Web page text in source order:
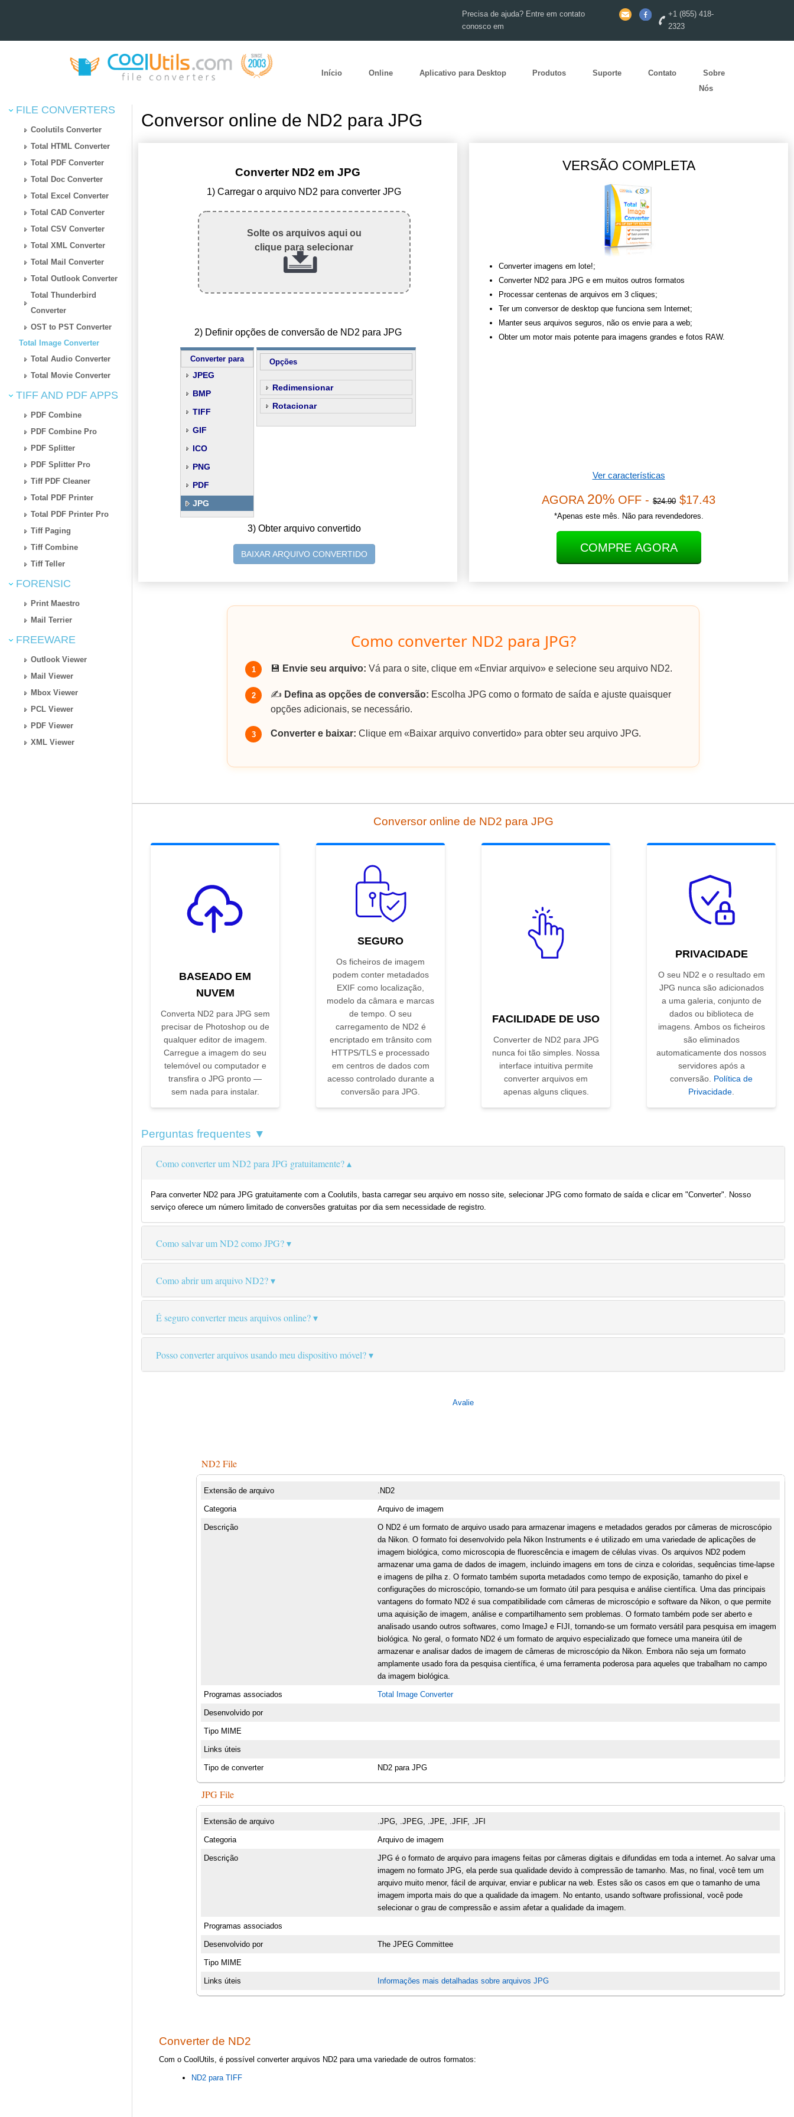
Precisa de ajuda? Entre em contato
conosco em
+1 (855) 418-
2323
Início Online Aplicativo para Desktop Produtos Suporte Contato
Sobre
Nós
FILE CONVERTERS
Coolutils Converter
Total HTML Converter
Total PDF Converter
Total Doc Converter
Total Excel Converter
Total CAD Converter
Total CSV Converter
Total XML Converter
Total Mail Converter
Total Outlook Converter
Total Thunderbird
Converter
OST to PST Converter
Total Image Converter
Total Audio Converter
Total Movie Converter
TIFF AND PDF APPS
PDF Combine
PDF Combine Pro
PDF Splitter
PDF Splitter Pro
Tiff PDF Cleaner
Total PDF Printer
Total PDF Printer Pro
Tiff Paging
Tiff Combine
Tiff Teller
FORENSIC
Print Maestro
Mail Terrier
FREEWARE
Outlook Viewer
Mail Viewer
Mbox Viewer
PCL Viewer
PDF Viewer
XML Viewer
Conversor online de ND2 para JPG
Converter ND2 em JPG
1) Carregar o arquivo ND2 para converter JPG
Solte os arquivos aqui ou
clique para selecionar
2) Definir opções de conversão de ND2 para JPG
Converter para
JPEG
BMP
TIFF
GIF
ICO
PNG
PDF
JPG
Opções
Redimensionar
Rotacionar
3) Obter arquivo convertido
BAIXAR ARQUIVO CONVERTIDO
VERSÃO COMPLETA
Converter imagens em lote!;
Converter ND2 para JPG e em muitos outros formatos
Processar centenas de arquivos em 3 cliques;
Ter um conversor de desktop que funciona sem Internet;
Manter seus arquivos seguros, não os envie para a web;
Obter um motor mais potente para imagens grandes e fotos RAW.
Ver características
AGORA 20% OFF - $24.90 $17.43
*Apenas este mês. Não para revendedores.
COMPRE AGORA
Como converter ND2 para JPG?
1 💾 Envie seu arquivo: Vá para o site, clique em «Enviar arquivo» e selecione seu arquivo ND2.
2 ✍️ Defina as opções de conversão: Escolha JPG como o formato de saída e ajuste quaisquer
opções adicionais, se necessário.
3 Converter e baixar: Clique em «Baixar arquivo convertido» para obter seu arquivo JPG.
Conversor online de ND2 para JPG
BASEADO EM
NUVEM
Converta ND2 para JPG sem
precisar de Photoshop ou de
qualquer editor de imagem.
Carregue a imagem do seu
telemóvel ou computador e
transfira o JPG pronto —
sem nada para instalar.
SEGURO
Os ficheiros de imagem
podem conter metadados
EXIF como localização,
modelo da câmara e marcas
de tempo. O seu
carregamento de ND2 é
encriptado em trânsito com
HTTPS/TLS e processado
em centros de dados com
acesso controlado durante a
conversão para JPG.
FACILIDADE DE USO
Converter de ND2 para JPG
nunca foi tão simples. Nossa
interface intuitiva permite
converter arquivos em
apenas alguns cliques.
PRIVACIDADE
O seu ND2 e o resultado em
JPG nunca são adicionados
a uma galeria, conjunto de
dados ou biblioteca de
imagens. Ambos os ficheiros
são eliminados
automaticamente dos nossos
servidores após a
conversão. Política de
Privacidade
Perguntas frequentes ▼
Como converter um ND2 para JPG gratuitamente?
Para converter ND2 para JPG gratuitamente com a Coolutils, basta carregar seu arquivo em nosso site, selecionar JPG como formato de saída e clicar em "Converter". Nosso
serviço oferece um número limitado de conversões gratuitas por dia sem necessidade de registro.
Como salvar um ND2 como JPG?
Como abrir um arquivo ND2?
É seguro converter meus arquivos online?
Posso converter arquivos usando meu dispositivo móvel?
Avalie
ND2 File
Extensão de arquivo .ND2
Categoria Arquivo de imagem
Descrição
O ND2 é um formato de arquivo usado para armazenar imagens e metadados gerados por câmeras de microscópio
da Nikon. O formato foi desenvolvido pela Nikon Instruments e é utilizado em uma variedade de aplicações de
imagem biológica, como microscopia de fluorescência e imagem de células vivas. Os arquivos ND2 podem
armazenar uma gama de dados de imagem, incluindo imagens em tons de cinza e coloridas, sequências time-lapse
e imagens de pilha z. O formato também suporta metadados como tempo de exposição, tamanho do pixel e
configurações do microscópio, tornando-se um formato útil para pesquisa e análise científica. Uma das principais
vantagens do formato ND2 é sua compatibilidade com câmeras de microscópio e software da Nikon, o que permite
uma aquisição de imagem, análise e compartilhamento sem problemas. O formato também pode ser aberto e
analisado usando outros softwares, como ImageJ e FIJI, tornando-se um formato versátil para pesquisa em imagem
biológica. No geral, o formato ND2 é um formato de arquivo especializado que fornece uma maneira útil de
armazenar e analisar dados de imagem de câmeras de microscópio da Nikon. Embora não seja um formato
amplamente usado fora da pesquisa científica, é uma ferramenta poderosa para aqueles que trabalham no campo
da imagem biológica.
Programas associados Total Image Converter
Desenvolvido por
Tipo MIME
Links úteis
Tipo de converter ND2 para JPG
JPG File
Extensão de arquivo .JPG, .JPEG, .JPE, .JFIF, .JFI
Categoria Arquivo de imagem
Descrição
JPG é o formato de arquivo para imagens feitas por câmeras digitais e difundidas em toda a internet. Ao salvar uma
imagem no formato JPG, ela perde sua qualidade devido à compressão de tamanho. Mas, no final, você tem um
arquivo muito menor, fácil de arquivar, enviar e publicar na web. Estes são os casos em que o tamanho de uma
imagem importa mais do que a qualidade da imagem. No entanto, usando software profissional, você pode
selecionar o grau de compressão e assim afetar a qualidade da imagem.
Programas associados
Desenvolvido por The JPEG Committee
Tipo MIME
Links úteis Informações mais detalhadas sobre arquivos JPG
Converter de ND2
Com o CoolUtils, é possível converter arquivos ND2 para uma variedade de outros formatos:
ND2 para TIFF